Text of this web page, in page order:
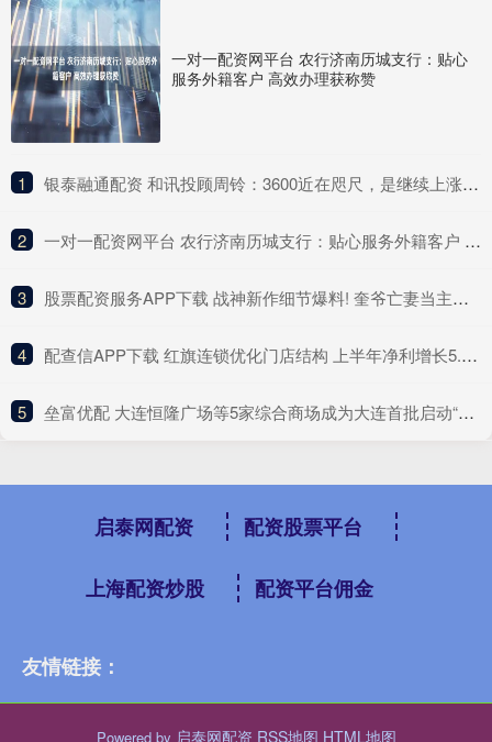
一对一配资网平台 农行济南历城支行：贴心
服务外籍客户 高效办理获称赞
1 ​银泰融通配资 和讯投顾周铃：3600近在咫尺，是继续上涨还是回调？
2 ​一对一配资网平台 农行济南历城支行：贴心服务外籍客户 高效办理获称赞
3 ​股票配资服务APP下载 战神新作细节爆料! 奎爷亡妻当主角 最早2027发售
4 ​配查信APP下载 红旗连锁优化门店结构 上半年净利增长5.33%
5 ​垒富优配 大连恒隆广场等5家综合商场成为大连首批启动“即买即退”离境退税商业项目
启泰网配资 配资股票平台
上海配资炒股 配资平台佣金
友情链接：
Powered by 启泰网配资 RSS地图 HTML地图